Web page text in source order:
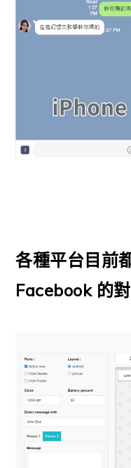
各種平台目前
Facebook 的